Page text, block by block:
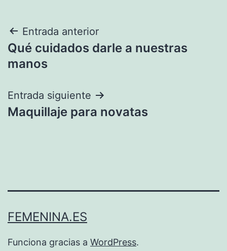
Navegación
de
Entrada anterior
Qué cuidados darle a nuestras
manos
Entrada siguiente
Maquillaje para novatas
FEMENINA.ES
Funciona gracias a WordPress.